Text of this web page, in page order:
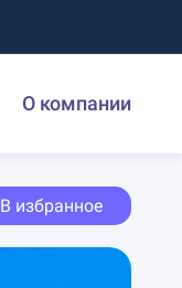
О компании
В избранное